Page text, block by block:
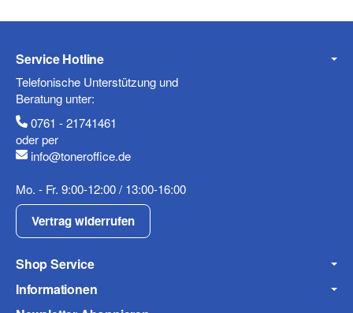
Service Hotline
Telefonische Unterstützung und
Beratung unter:
0761 - 21741461
oder per
info@toneroffice.de
Mo. - Fr. 9:00-12:00 / 13:00-16:00
Vertrag widerrufen
Shop Service
Informationen